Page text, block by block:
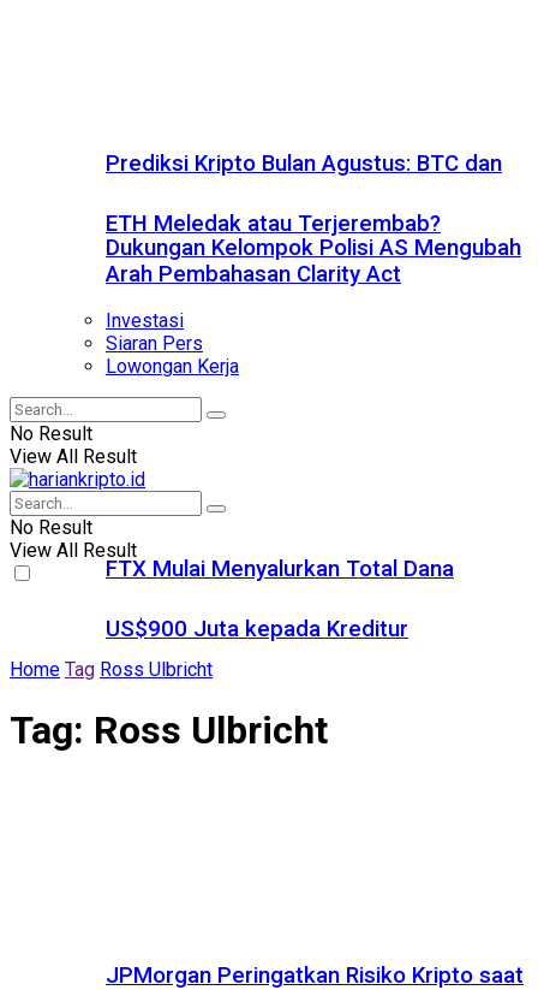
Prediksi Kripto Bulan Agustus: BTC dan
ETH Meledak atau Terjerembab?
FTX Mulai Menyalurkan Total Dana
US$900 Juta kepada Kreditur
JPMorgan Peringatkan Risiko Kripto saat
Dukungan Kelompok Polisi AS Mengubah
Arah Pembahasan Clarity Act
Investasi
Siaran Pers
Lowongan Kerja
No Result
View All Result
No Result
View All Result
Home Tag Ross Ulbricht
Tag: Ross Ulbricht